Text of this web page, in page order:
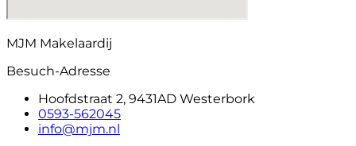
MJM Makelaardij
Besuch-Adresse
Hoofdstraat 2, 9431AD Westerbork
0593-562045
info@mjm.nl